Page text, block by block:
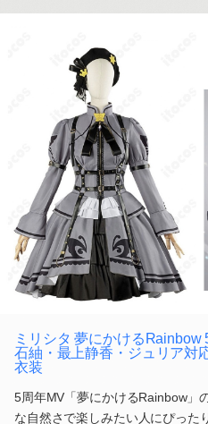
ミリシタ 夢にかける
石紬・最上静香・ジュリア対
衣装
5周年MV「夢にかけるRainbow」
な自然さで楽しみたい人にぴった